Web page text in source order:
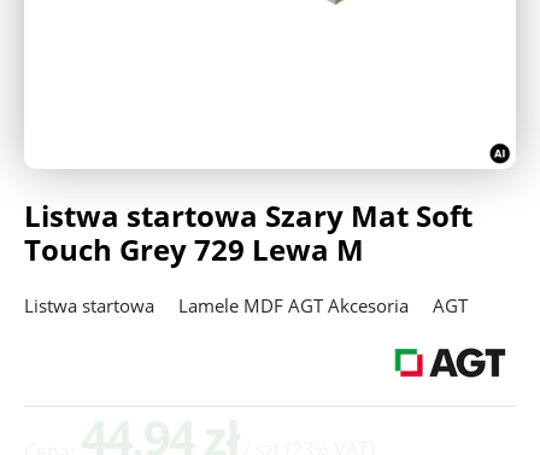
Listwa startowa Szary Mat Soft
Touch Grey 729 Lewa M
Listwa startowa Lamele MDF AGT Akcesoria AGT